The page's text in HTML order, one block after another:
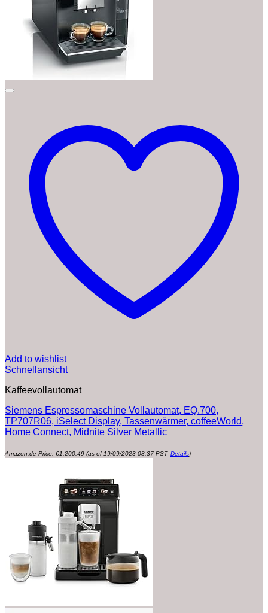
Add to wishlist
Schnellansicht
Kaffeevollautomat
Siemens Espressomaschine Vollautomat, EQ.700,
TP707R06, iSelect Display, Tassenwärmer, coffeeWorld,
Home Connect, Midnite Silver Metallic
Amazon.de Price: €1,200.49 (as of 19/09/2023 08:37 PST- Details)